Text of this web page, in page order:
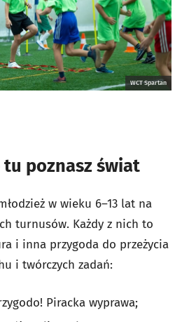
WCT Spartan
poznasz świat
w wieku 6–13 lat na
turnusów. Każdy z nich to
i inna przygoda do przeżycia
i twórczych zadań:
Piracka wyprawa;